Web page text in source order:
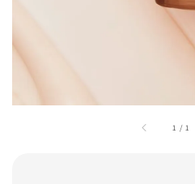
1 / 1